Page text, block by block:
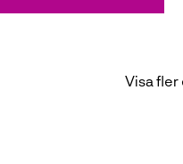
Visa